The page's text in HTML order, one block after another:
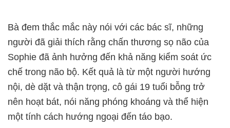
Bà đem thắc mắc này nói với các bác sĩ, những
người đã giải thích rằng chấn thương sọ não của
Sophie đã ảnh hưởng đến khả năng kiểm soát ức
chế trong não bộ. Kết quả là từ một người hướng
nội, dè dặt và thận trọng, cô gái 19 tuổi bỗng trở
nên hoạt bát, nói năng phóng khoáng và thể hiện
một tính cách hướng ngoại đến táo bạo.